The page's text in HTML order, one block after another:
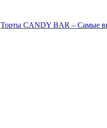
Торты CANDY BAR – Самые